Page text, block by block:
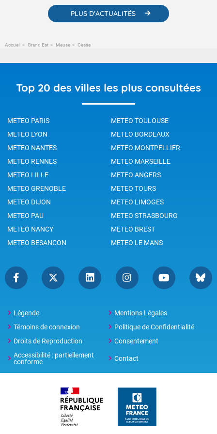
PLUS D'ACTUALITÉS
Accueil Grand Est Meuse Cesse
Top 20 des villes les plus consultées
METEO PARIS
METEO TOULOUSE
METEO LYON
METEO BORDEAUX
METEO NANTES
METEO MONTPELLIER
METEO RENNES
METEO MARSEILLE
METEO LILLE
METEO ANGERS
METEO GRENOBLE
METEO TOURS
METEO DIJON
METEO LIMOGES
METEO PAU
METEO STRASBOURG
METEO NANCY
METEO BREST
METEO BESANCON
METEO LE MANS
Légende
Mentions Légales
Témoins de connexion
Politique de Confidentialité
Droits de Reproduction
Consentement
Accessibilité : partiellement
conforme
Contact